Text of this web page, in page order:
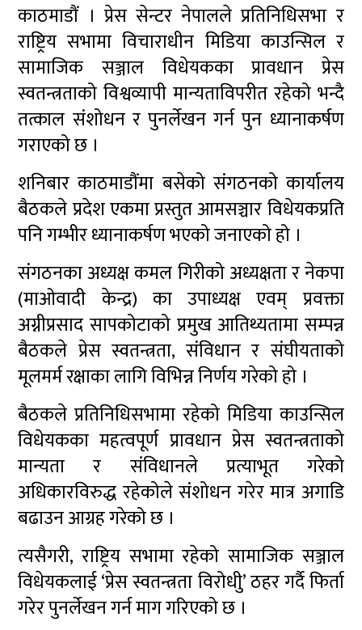
काठमाडौं । प्रेस सेन्टर नेपालले प्रतिनिधिसभा र
राष्ट्रिय सभामा विचाराधीन मिडिया काउन्सिल र
सामाजिक सञ्जाल विधेयकका प्रावधान प्रेस
स्वतन्त्रताको विश्वव्यापी मान्यताविपरीत रहेको भन्दै
तत्काल संशोधन र पुनर्लेखन गर्न पुन ध्यानाकर्षण
गराएको छ ।
शनिबार काठमाडौंमा बसेको संगठनको कार्यालय
बैठकले प्रदेश एकमा प्रस्तुत आमसञ्चार विधेयकप्रति
पनि गम्भीर ध्यानाकर्षण भएको जनाएको हो ।
संगठनका अध्यक्ष कमल गिरीको अध्यक्षता र नेकपा
(माओवादी केन्द्र) का उपाध्यक्ष एवम् प्रवक्ता
अग्नीप्रसाद सापकोटाको प्रमुख आतिथ्यतामा सम्पन्न
बैठकले प्रेस स्वतन्त्रता, संविधान र संघीयताको
मूलमर्म रक्षाका लागि विभिन्न निर्णय गरेको हो ।
बैठकले प्रतिनिधिसभामा रहेको मिडिया काउन्सिल
विधेयकका महत्वपूर्ण प्रावधान प्रेस स्वतन्त्रताको
मान्यता र संविधानले प्रत्याभूत गरेको
अधिकारविरुद्ध रहेकोले संशोधन गरेर मात्र अगाडि
बढाउन आग्रह गरेको छ ।
त्यसैगरी, राष्ट्रिय सभामा रहेको सामाजिक सञ्जाल
विधेयकलाई ‘प्रेस स्वतन्त्रता विरोधीु’ ठहर गर्दै फिर्ता
गरेर पुनर्लेखन गर्न माग गरिएको छ ।